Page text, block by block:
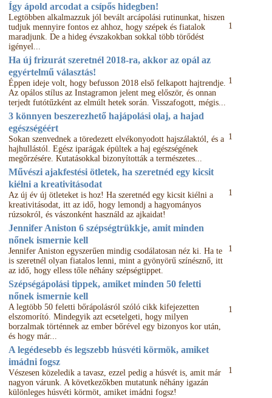
Így ápold arcodat a csípős hidegben!
Legtöbben alkalmazzuk jól bevált arcápolási rutinunkat, hiszen
tudjuk mennyire fontos ez ahhoz, hogy szépek és fiatalok
maradjunk. De a hideg évszakokban sokkal több törődést
igényel...
1
Ha új frizurát szeretnél 2018-ra, akkor az opál az
egyértelmű választás!
Éppen ideje volt, hogy befusson 2018 első felkapott hajtrendje.
Az opálos stílus az Instagramon jelent meg először, és onnan
terjedt futótűzként az elmúlt hetek során. Visszafogott, mégis...
1
3 könnyen beszerezhető hajápolási olaj, a hajad
egészségéért
Sokan szenvednek a töredezett elvékonyodott hajszálaktól, és a
hajhullástól. Egész iparágak épültek a haj egészségének
megőrzésére. Kutatásokkal bizonyították a természetes...
1
Művészi ajakfestési ötletek, ha szeretnéd egy kicsit
kiélni a kreativitásodat
Az új év új ötleteket is hoz! Ha szeretnéd egy kicsit kiélni a
kreativitásodat, itt az idő, hogy lemondj a hagyományos
rúzsokról, és vászonként használd az ajkaidat!
1
Jennifer Aniston 6 szépségtrükkje, amit minden
nőnek ismernie kell
Jennifer Aniston egyszerűen mindig csodálatosan néz ki. Ha te
is szeretnél olyan fiatalos lenni, mint a gyönyörű színésznő, itt
az idő, hogy elless tőle néhány szépségtippet.
1
Szépségápolási tippek, amiket minden 50 feletti
nőnek ismernie kell
A legtöbb 50 feletti bőrápolásról szóló cikk kifejezetten
elszomorító. Mindegyik azt ecsetelgeti, hogy milyen
borzalmak történnek az ember bőrével egy bizonyos kor után,
és hogy már...
1
A legédesebb és legszebb húsvéti körmök, amiket
imádni fogsz
Vészesen közeledik a tavasz, ezzel pedig a húsvét is, amit már
nagyon várunk. A következőkben mutatunk néhány igazán
különleges húsvéti körmöt, amiket imádni fogsz!
1